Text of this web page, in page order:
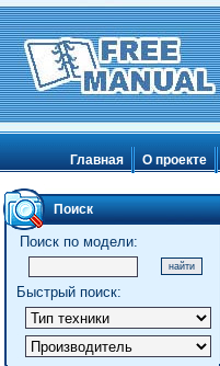
Главная О проекте
Поиск
Поиск по модели:
Быстрый поиск: